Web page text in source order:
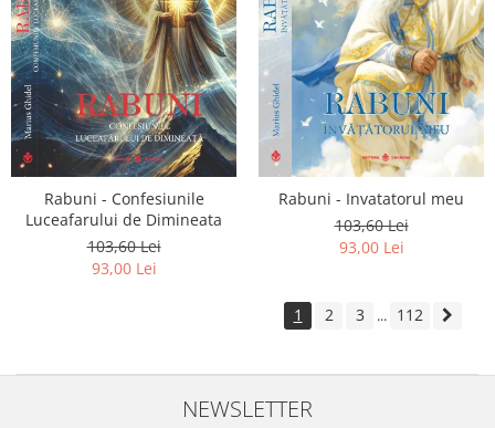
Rabuni - Confesiunile
Luceafarului de Dimineata
103,60 Lei
93,00 Lei
Rabuni - Invatatorul meu
103,60 Lei
93,00 Lei
1 2 3 ... 112
NEWSLETTER